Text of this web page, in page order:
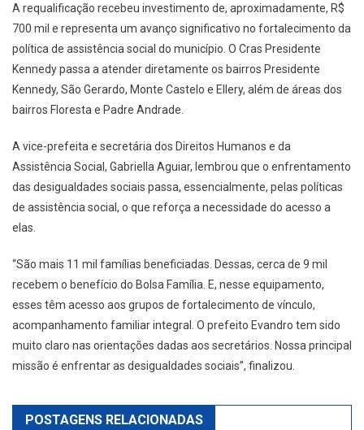
A requalificação recebeu investimento de, aproximadamente, R$
700 mil e representa um avanço significativo no fortalecimento da
política de assistência social do município. O Cras Presidente
Kennedy passa a atender diretamente os bairros Presidente
Kennedy, São Gerardo, Monte Castelo e Ellery, além de áreas dos
bairros Floresta e Padre Andrade.
A vice-prefeita e secretária dos Direitos Humanos e da
Assistência Social, Gabriella Aguiar, lembrou que o enfrentamento
das desigualdades sociais passa, essencialmente, pelas políticas
de assistência social, o que reforça a necessidade do acesso a
elas.
“São mais 11 mil famílias beneficiadas. Dessas, cerca de 9 mil
recebem o benefício do Bolsa Família. E, nesse equipamento,
esses têm acesso aos grupos de fortalecimento de vínculo,
acompanhamento familiar integral. O prefeito Evandro tem sido
muito claro nas orientações dadas aos secretários. Nossa principal
missão é enfrentar as desigualdades sociais”, finalizou.
POSTAGENS RELACIONADAS